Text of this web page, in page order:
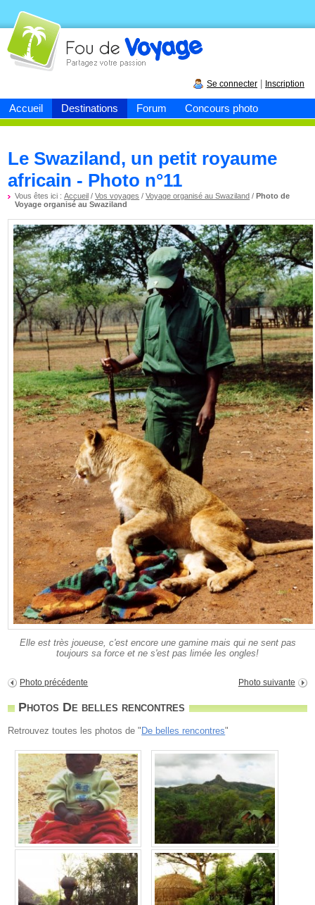
Accueil Destinations Forum Concours photo
Fou devoyage
Se connecter Inscription
Le Swaziland, un petit royaume
africain - Photo n°11
Vous êtes ici :Accueil /Vos voyages /Voyage organisé au Swaziland /Photo de
Voyage organisé au Swaziland
Elle est très joueuse, c'est encore une gamine mais qui ne sent pas
toujours sa force et ne s'est pas limée les ongles!
Photo précédente Photo suivante
Photos De belles rencontres
Retrouvez toutes les photos de " De belles rencontres"